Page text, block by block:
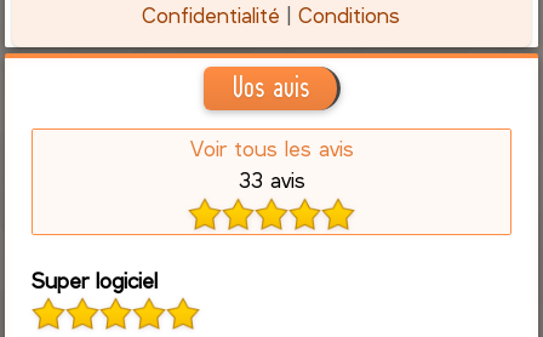
Confidentialité |Conditions
Vos avis
Voir tous les avis
33 avis
Super logiciel